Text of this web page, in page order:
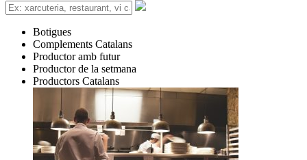
Botigues
Complements Catalans
Productor amb futur
Productor de la setmana
Productors Catalans